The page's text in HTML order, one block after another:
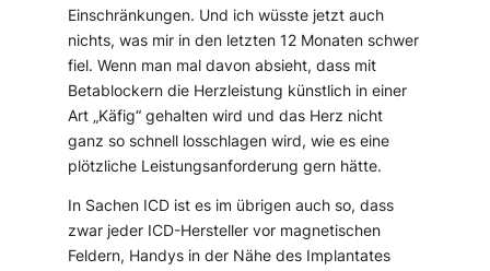
Einschränkungen. Und ich wüsste jetzt auch
nichts, was mir in den letzten 12 Monaten schwer
fiel. Wenn man mal davon absieht, dass mit
Betablockern die Herzleistung künstlich in einer
Art „Käfig“ gehalten wird und das Herz nicht
ganz so schnell losschlagen wird, wie es eine
plötzliche Leistungsanforderung gern hätte.
In Sachen ICD ist es im übrigen auch so, dass
zwar jeder ICD-Hersteller vor magnetischen
Feldern, Handys in der Nähe des Implantates